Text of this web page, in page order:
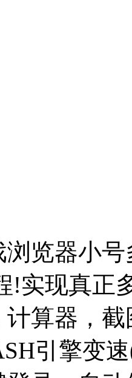
器小号
!实现真正
算器，
引擎变